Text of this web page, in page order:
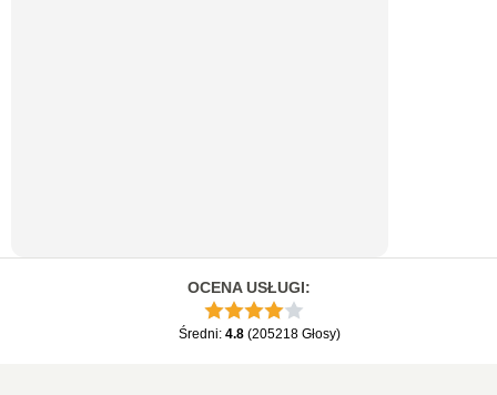
OCENA USŁUGI:
Średni: 4.8 (205218 Głosy)